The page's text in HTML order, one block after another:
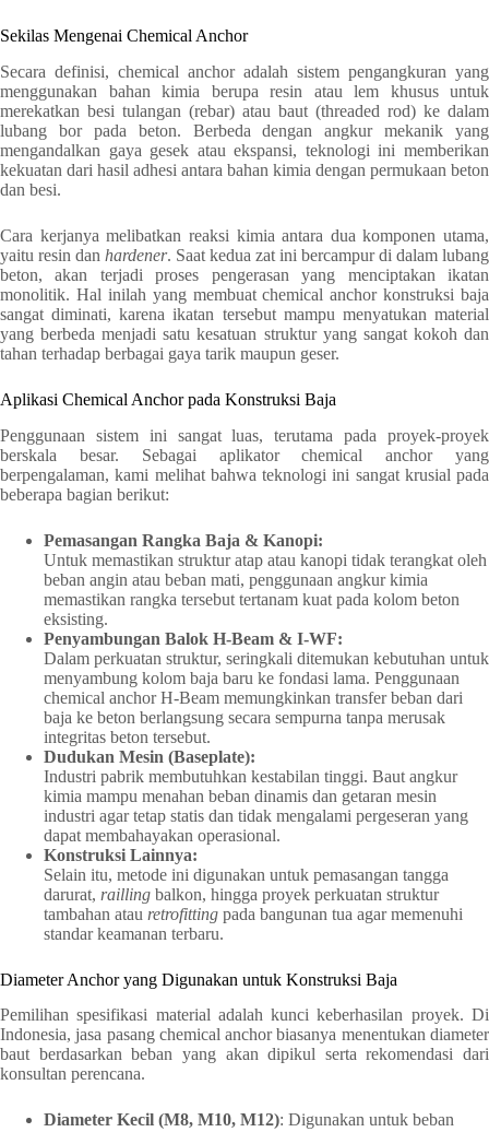
Sekilas Mengenai Chemical Anchor
Secara definisi, chemical anchor adalah sistem pengangkuran yang
menggunakan bahan kimia berupa resin atau lem khusus untuk
merekatkan besi tulangan (rebar) atau baut (threaded rod) ke dalam
lubang bor pada beton. Berbeda dengan angkur mekanik yang
mengandalkan gaya gesek atau ekspansi, teknologi ini memberikan
kekuatan dari hasil adhesi antara bahan kimia dengan permukaan beton
dan besi.
Cara kerjanya melibatkan reaksi kimia antara dua komponen utama,
yaitu resin dan hardener. Saat kedua zat ini bercampur di dalam lubang
beton, akan terjadi proses pengerasan yang menciptakan ikatan
monolitik. Hal inilah yang membuat chemical anchor konstruksi baja
sangat diminati, karena ikatan tersebut mampu menyatukan material
yang berbeda menjadi satu kesatuan struktur yang sangat kokoh dan
tahan terhadap berbagai gaya tarik maupun geser.
Aplikasi Chemical Anchor pada Konstruksi Baja
Penggunaan sistem ini sangat luas, terutama pada proyek-proyek
berskala besar. Sebagai aplikator chemical anchor yang
berpengalaman, kami melihat bahwa teknologi ini sangat krusial pada
beberapa bagian berikut:
Pemasangan Rangka Baja & Kanopi:
Untuk memastikan struktur atap atau kanopi tidak terangkat oleh
beban angin atau beban mati, penggunaan angkur kimia
memastikan rangka tersebut tertanam kuat pada kolom beton
eksisting.
Penyambungan Balok H-Beam & I-WF:
Dalam perkuatan struktur, seringkali ditemukan kebutuhan untuk
menyambung kolom baja baru ke fondasi lama. Penggunaan
chemical anchor H-Beam memungkinkan transfer beban dari
baja ke beton berlangsung secara sempurna tanpa merusak
integritas beton tersebut.
Dudukan Mesin (Baseplate):
Industri pabrik membutuhkan kestabilan tinggi. Baut angkur
kimia mampu menahan beban dinamis dan getaran mesin
industri agar tetap statis dan tidak mengalami pergeseran yang
dapat membahayakan operasional.
Konstruksi Lainnya:
Selain itu, metode ini digunakan untuk pemasangan tangga
darurat, railling balkon, hingga proyek perkuatan struktur
tambahan atau retrofitting pada bangunan tua agar memenuhi
standar keamanan terbaru.
Diameter Anchor yang Digunakan untuk Konstruksi Baja
Pemilihan spesifikasi material adalah kunci keberhasilan proyek. Di
Indonesia, jasa pasang chemical anchor biasanya menentukan diameter
baut berdasarkan beban yang akan dipikul serta rekomendasi dari
konsultan perencana.
Diameter Kecil (M8, M10, M12): Digunakan untuk beban